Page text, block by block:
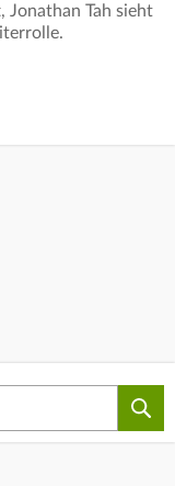
Jonathan Tah sieht